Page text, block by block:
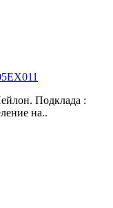
Подклада :
на..